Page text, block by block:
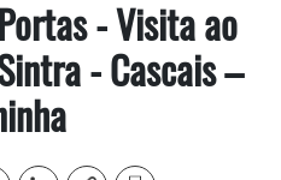
- Visita ao
- Cascais –